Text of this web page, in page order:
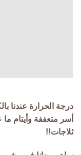
درجة الحرارة عندنا
أسر متعففة وأيتام
ثلاجات!!